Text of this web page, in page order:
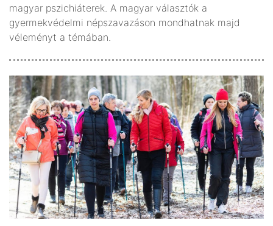
magyar pszichiáterek. A magyar választók a
gyermekvédelmi népszavazáson mondhatnak majd
véleményt a témában.